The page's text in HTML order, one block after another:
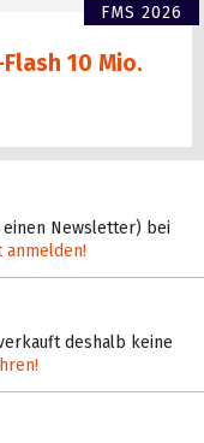
FMS 2026
10 Mio.
Newsletter) bei
anmelden!
deshalb keine